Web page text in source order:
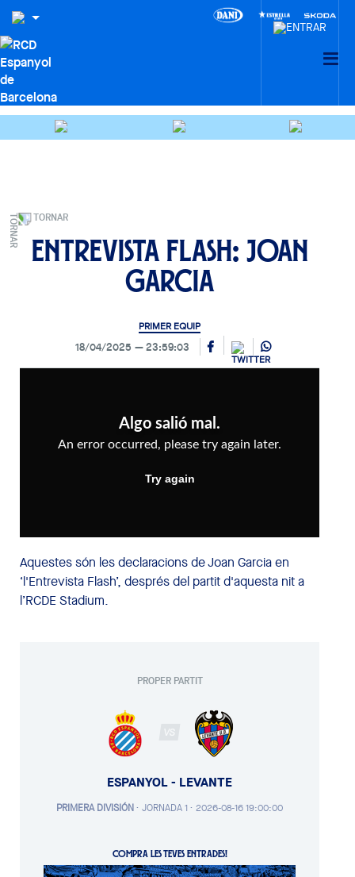
TORNAR
Entrevista Flash: Joan
Garcia
PRIMER EQUIP
18/04/2025 23:59:03
Aquestes són les declaracions de Joan Garcia en
‘l'Entrevista Flash’, després del partit d'aquesta nit a
l’RCDE Stadium.
PROPER PARTIT
VS
ESPANYOL - LEVANTE
PRIMERA DIVISIÓN· JORNADA 1 · 2026-08-16 19:00:00
COMPRA LES TEVES ENTRADES!